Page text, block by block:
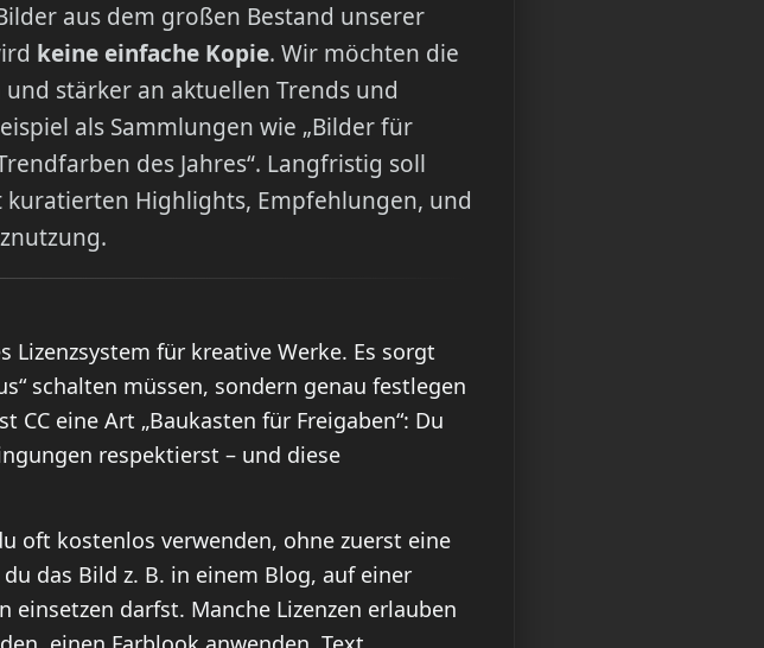
aus dem großen Bestand unserer
keine einfache Kopie. Wir möchten die
stärker an aktuellen Trends und
als Sammlungen wie „Bilder für
des Jahres“. Langfristig soll
Highlights, Empfehlungen, und
für kreative Werke. Es sorgt
schalten müssen, sondern genau festlegen
eine Art „Baukasten für Freigaben“: Du
respektierst – und diese
oft kostenlos verwenden, ohne zuerst eine
das Bild z. B. in einem Blog, auf einer
darfst. Manche Lizenzen erlauben